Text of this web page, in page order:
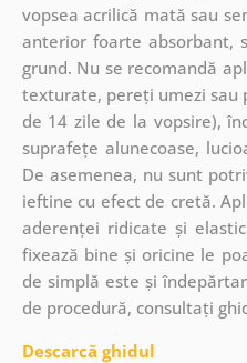
vopsea acrilică mată sau
anterior foarte absorbant,
grund. Nu se recomandă
texturate, pereți umezi sau
de 14 zile de la vopsire),
suprafețe alunecoase,
De asemenea, nu sunt
ieftine cu efect de cretă.
aderenței ridicate și
fixează bine și oricine le
de simplă este și
de procedură, consultați
Descarcă ghidul